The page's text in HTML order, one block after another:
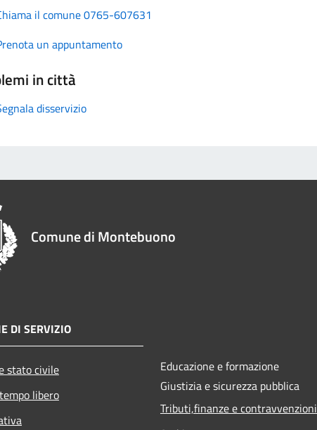
il comune 0765-607631
un appuntamento
in città
disservizio
Comune di Montebuono
DI SERVIZIO
stato civile
libero
Educazione e formazione
Giustizia e sicurezza pubblica
Tributi,finanze e contravvenzioni